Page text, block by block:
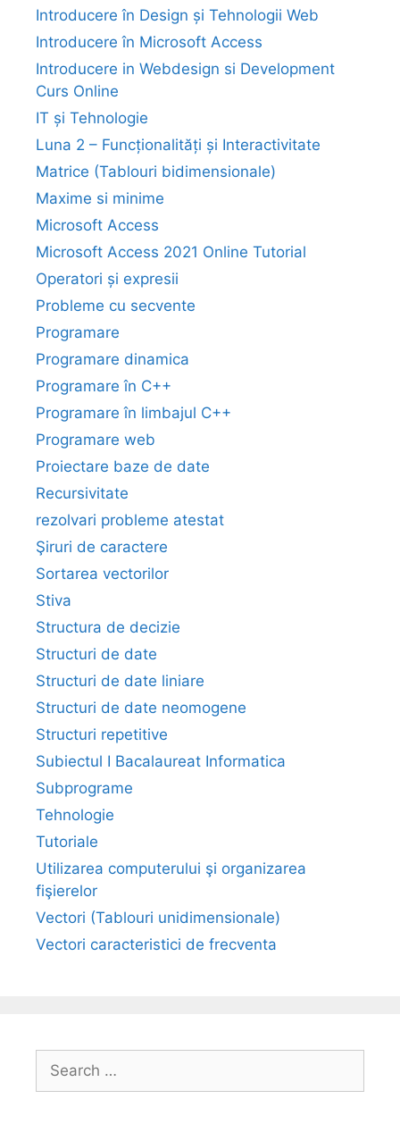
Introducere în Design și Tehnologii Web
Introducere în Microsoft Access
Introducere in Webdesign si Development
Curs Online
IT și Tehnologie
Luna 2 – Funcționalități și Interactivitate
Matrice (Tablouri bidimensionale)
Maxime si minime
Microsoft Access
Microsoft Access 2021 Online Tutorial
Operatori și expresii
Probleme cu secvente
Programare
Programare dinamica
Programare în C++
Programare în limbajul C++
Programare web
Proiectare baze de date
Recursivitate
rezolvari probleme atestat
Şiruri de caractere
Sortarea vectorilor
Stiva
Structura de decizie
Structuri de date
Structuri de date liniare
Structuri de date neomogene
Structuri repetitive
Subiectul I Bacalaureat Informatica
Subprograme
Tehnologie
Tutoriale
Utilizarea computerului şi organizarea
fişierelor
Vectori (Tablouri unidimensionale)
Vectori caracteristici de frecventa
Search
for: